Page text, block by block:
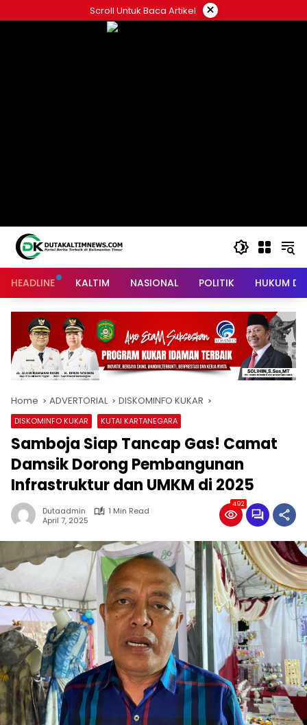
to
Scroll Untuk Baca Artikel ×
HEADLINE KALTIM NASIONAL POLITIK HUKUM
Home ADVERTORIAL DISKOMINFO KUKAR
DISKOMINFO KUKAR KUTAI KARTANEGARA
Samboja Siap Tancap Gas! Camat
Damsik Dorong Pembangunan
Infrastruktur dan UMKM di 2025
Dutaadmin
1 Min Read
April 7, 2025
492